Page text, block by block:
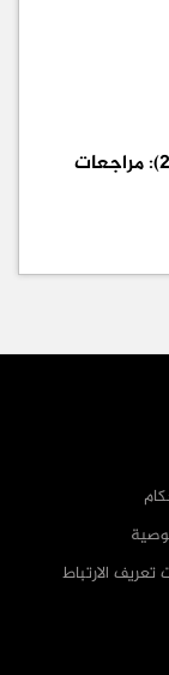
الانتقال الديمقراطي في تونس (2011-2021): مراجعات
الارتباط